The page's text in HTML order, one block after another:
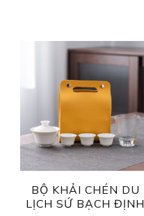
BỘ KHẢI CHÉN DU
LỊCH SỨ BẠCH ĐỊNH